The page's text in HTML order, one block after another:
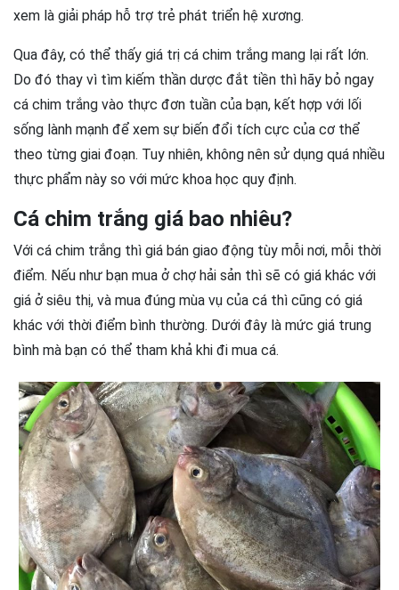
xem là giải pháp hỗ trợ trẻ phát triển hệ xương.
Qua đây, có thể thấy giá trị cá chim trắng mang lại rất lớn.
Do đó thay vì tìm kiếm thần dược đắt tiền thì hãy bỏ ngay
cá chim trắng vào thực đơn tuần của bạn, kết hợp với lối
sống lành mạnh để xem sự biến đổi tích cực của cơ thể
theo từng giai đoạn. Tuy nhiên, không nên sử dụng quá nhiều
thực phẩm này so với mức khoa học quy định.
Cá chim trắng giá bao nhiêu?
Với cá chim trắng thì giá bán giao động tùy mỗi nơi, mỗi thời
điểm. Nếu như bạn mua ở chợ hải sản thì sẽ có giá khác với
giá ở siêu thị, và mua đúng mùa vụ của cá thì cũng có giá
khác với thời điểm bình thường. Dưới đây là mức giá trung
bình mà bạn có thể tham khả khi đi mua cá.